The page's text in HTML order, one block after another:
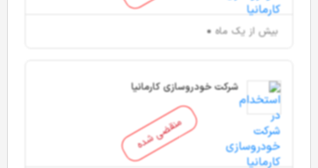
بیش از یک ماه
منقضی شده
شرکت خودروسازی کارمانیا